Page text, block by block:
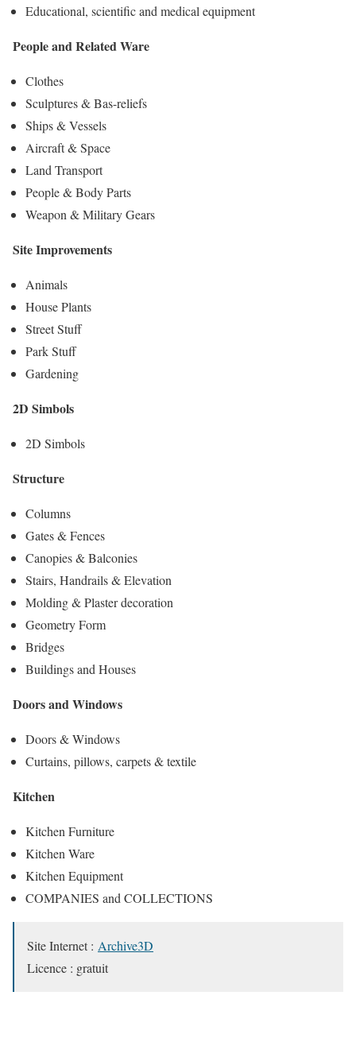
Educational, scientific and medical equipment
People and Related Ware
Clothes
Sculptures & Bas-reliefs
Ships & Vessels
Aircraft & Space
Land Transport
People & Body Parts
Weapon & Military Gears
Site Improvements
Animals
House Plants
Street Stuff
Park Stuff
Gardening
2D Simbols
2D Simbols
Structure
Columns
Gates & Fences
Canopies & Balconies
Stairs, Handrails & Elevation
Molding & Plaster decoration
Geometry Form
Bridges
Buildings and Houses
Doors and Windows
Doors & Windows
Curtains, pillows, carpets & textile
Kitchen
Kitchen Furniture
Kitchen Ware
Kitchen Equipment
COMPANIES and COLLECTIONS
Site Internet : Archive3D
Licence : gratuit